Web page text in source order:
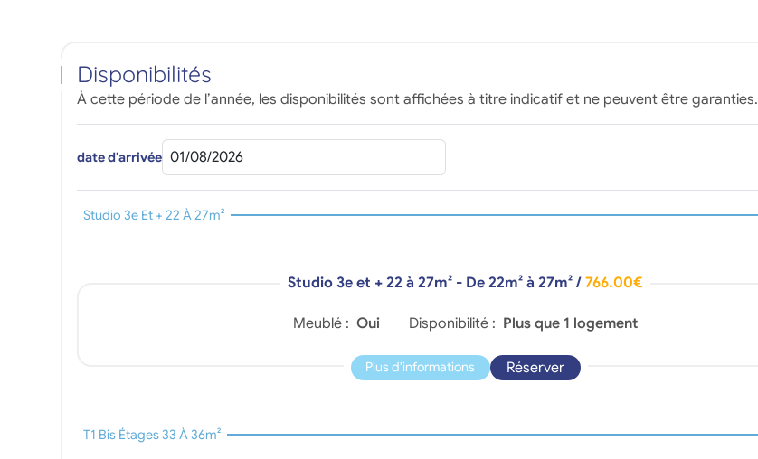
Disponibilités
À cette période de l’année, les disponibilités sont affichées à titre indicatif et ne peuvent être garanties.
date d'arrivée
Studio 3e Et + 22 À 27m²
Studio 3e et + 22 à 27m² - De 22m² à 27m² / 766.00€
Meublé : Oui Disponibilité : Plus que 1 logement
Plus d'informations Réserver
T1 Bis Étages 33 À 36m²